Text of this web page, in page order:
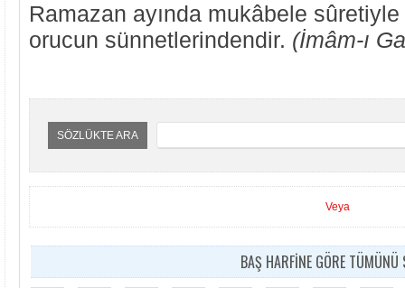
Ramazan ayında mukâbele
orucun sünnetlerindendir. (İmâm-ı
SÖZLÜKTE ARA
Veya
BAŞ HARFİNE GÖRE TÜMÜNÜ